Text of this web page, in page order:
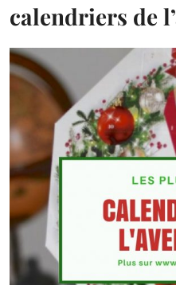
calendriers de